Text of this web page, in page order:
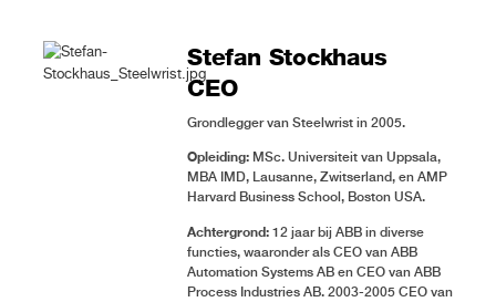
Stefan Stockhaus
CEO
Grondlegger van Steelwrist in 2005.
Opleiding:MSc. Universiteit van Uppsala,
MBA IMD, Lausanne, Zwitserland, en AMP
Harvard Business School, Boston USA.
Achtergrond:12 jaar bij ABB in diverse
functies, waaronder als CEO van ABB
Automation Systems AB en CEO van ABB
Process Industries AB. 2003-2005 CEO van